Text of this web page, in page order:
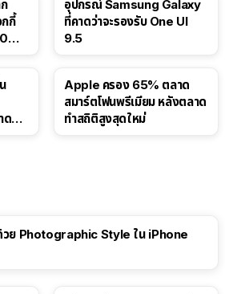
กี้
อุปกรณ์ Samsung Galaxy
ที่คาดว่าจะรองรับ One UI
9.5
ด
Apple ครอง 65% ตลาด
สมาร์ตโฟนพรีเมียม หลังตลาด
ทำสถิติสูงสุดใหม่
วย Photographic Style ใน iPhone